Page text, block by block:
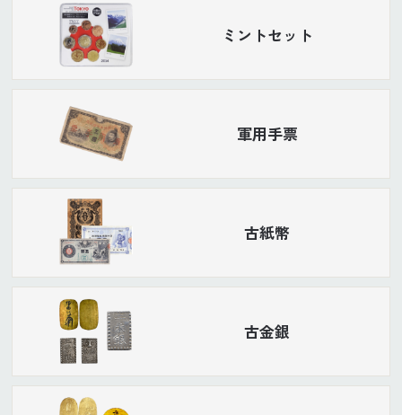
ミントセット
軍用手票
古紙幣
古金銀